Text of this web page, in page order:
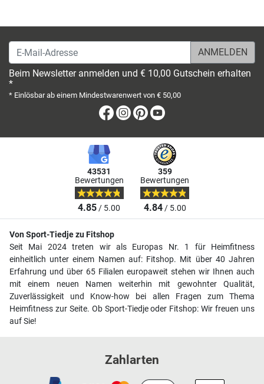
E-Mail-Adresse
Beim Newsletter anmelden und € 10,00 Gutschein erhalten
*
* Einlösbar ab einem Mindestwarenwert von € 50,00
Facebook
Instagram
Pinterest
43531
Bewertungen
4.85/ 5.00
359
Bewertungen
4.84/ 5.00
Von Sport-Tiedje zu Fitshop
Seit Mai 2024 treten wir als Europas Nr. 1 für Heimfitness
einheitlich unter einem Namen auf: Fitshop. Mit über 40 Jahren
Erfahrung und über 65 Filialen europaweit stehen wir Ihnen auch
mit einem neuen Namen weiterhin mit gewohnter Qualität,
Zuverlässigkeit und Know-how bei allen Fragen zum Thema
Heimfitness zur Seite. Ob Sport-Tiedje oder Fitshop: Wir freuen uns
auf Sie!
Zahlarten